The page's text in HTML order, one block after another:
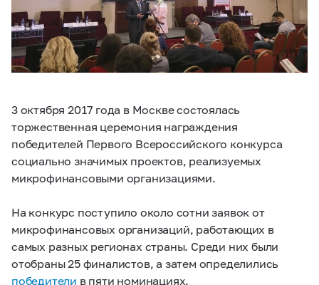
3 октября 2017 года в Москве состоялась
торжественная церемония награждения
победителей Первого Всероссийского конкурса
социально значимых проектов, реализуемых
микрофинансовыми организациями.
На конкурс поступило около сотни заявок от
микрофинансовых организаций, работающих в
самых разных регионах страны. Среди них были
отобраны 25 финалистов, а затем определились
победители в пяти номинациях.